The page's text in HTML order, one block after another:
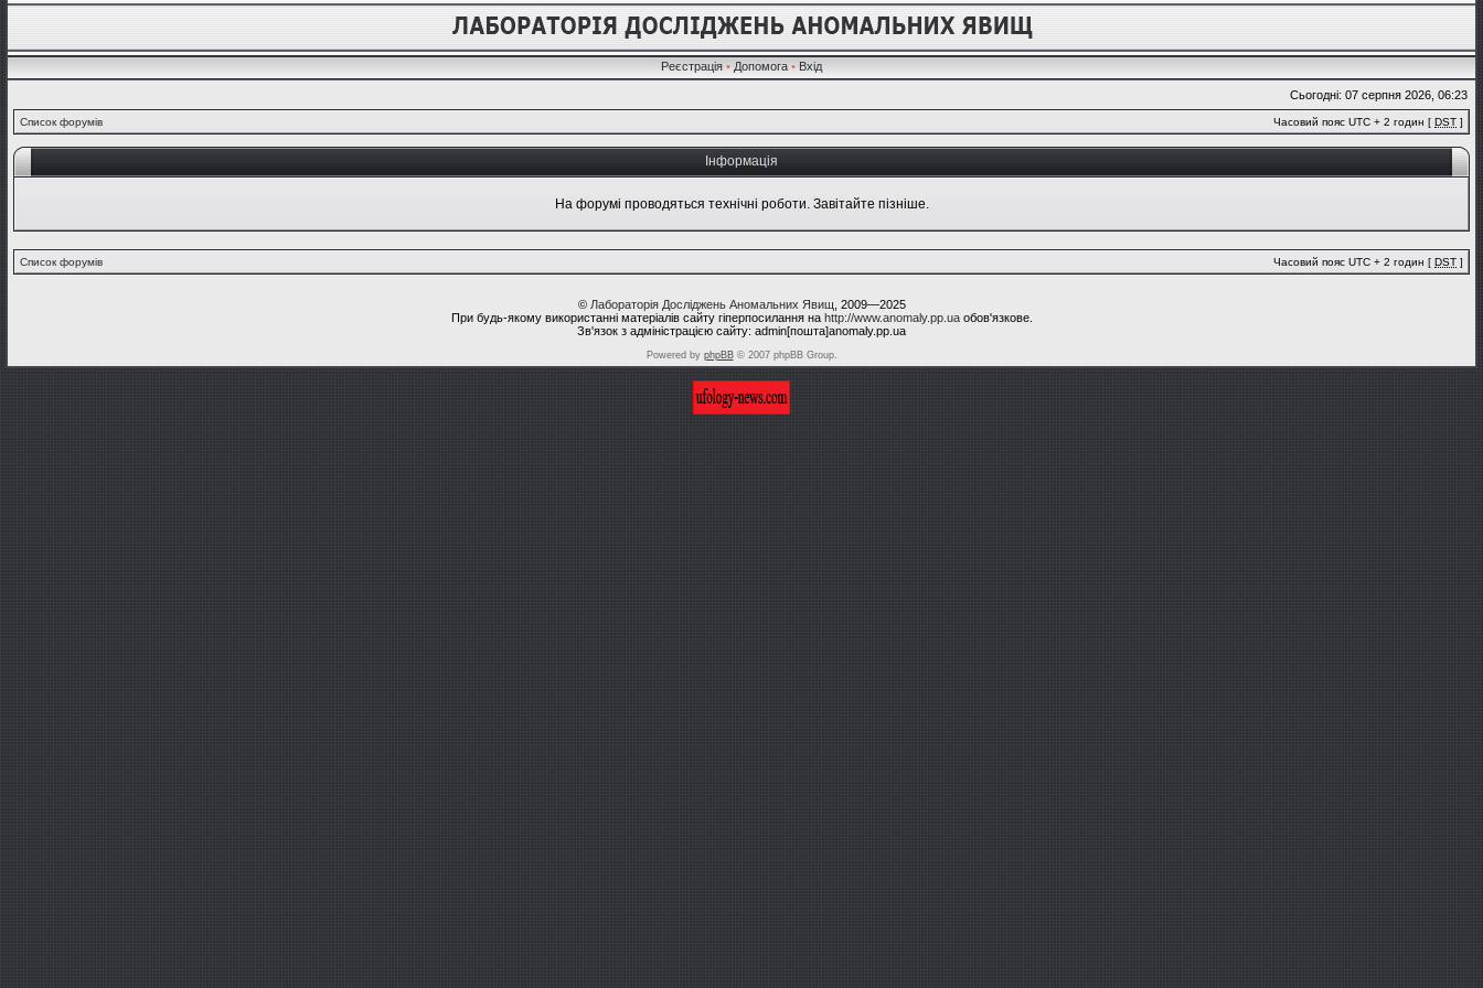
Реєстрація • Допомога • Вхід
Сьогодні: 07 серпня 2026, 06:23
Список форумів Часовий пояс UTC + 2 годин [ DST ]
Інформація
На форумі проводяться технічні роботи. Завітайте пізніше.
Список форумів Часовий пояс UTC + 2 годин [ DST ]
© Лабораторія Досліджень Аномальних Явищ , 2009—2025
При будь-якому використанні матеріалів сайту гіперпосилання на http://www.anomaly.pp.uaобов'язкове.
Зв'язок з адміністрацією сайту: admin[пошта]anomaly.pp.ua
Powered by phpBB© 2007 phpBB Group.